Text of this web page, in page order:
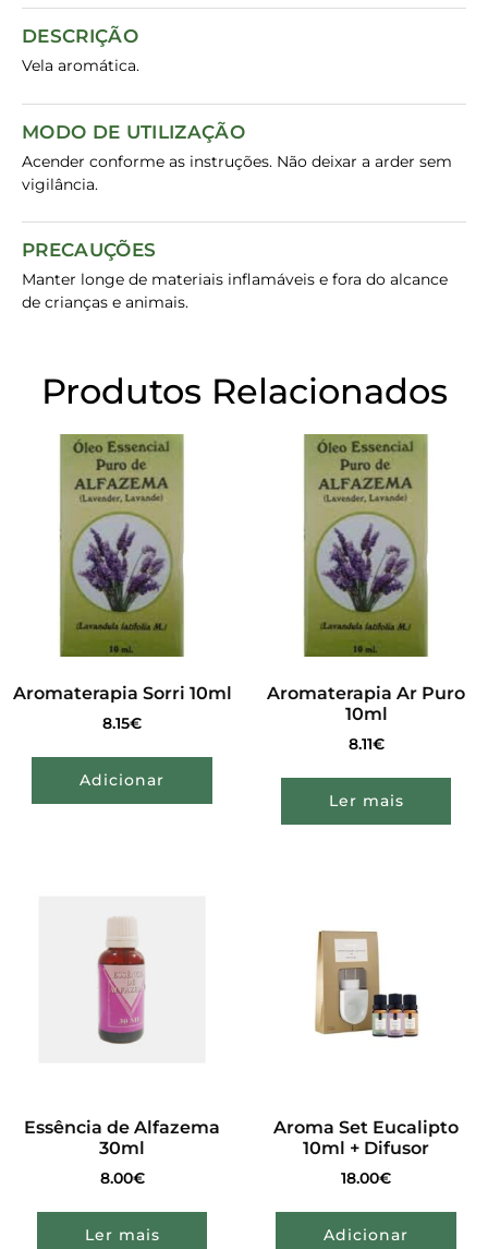
DESCRIÇÃO
Vela aromática.
MODO DE UTILIZAÇÃO
Acender conforme as instruções. Não deixar a arder sem
vigilância.
PRECAUÇÕES
Manter longe de materiais inflamáveis e fora do alcance
de crianças e animais.
Produtos Relacionados
Aromaterapia Sorri 10ml
8.15€
Adicionar
Aromaterapia Ar Puro
10ml
8.11€
Ler mais
Essência de Alfazema
30ml
8.00€
Ler mais
Aroma Set Eucalipto
10ml + Difusor
18.00€
Adicionar